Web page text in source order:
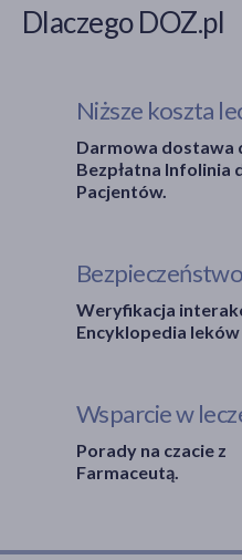
Dlaczego DOZ.pl
Niższe koszta
Darmowa dostawa
Bezpłatna Infolinia
Pacjentów.
Bezpieczeństwo
Weryfikacja
Encyklopedia leków
Wsparcie w
Porady na czacie z
Farmaceutą.